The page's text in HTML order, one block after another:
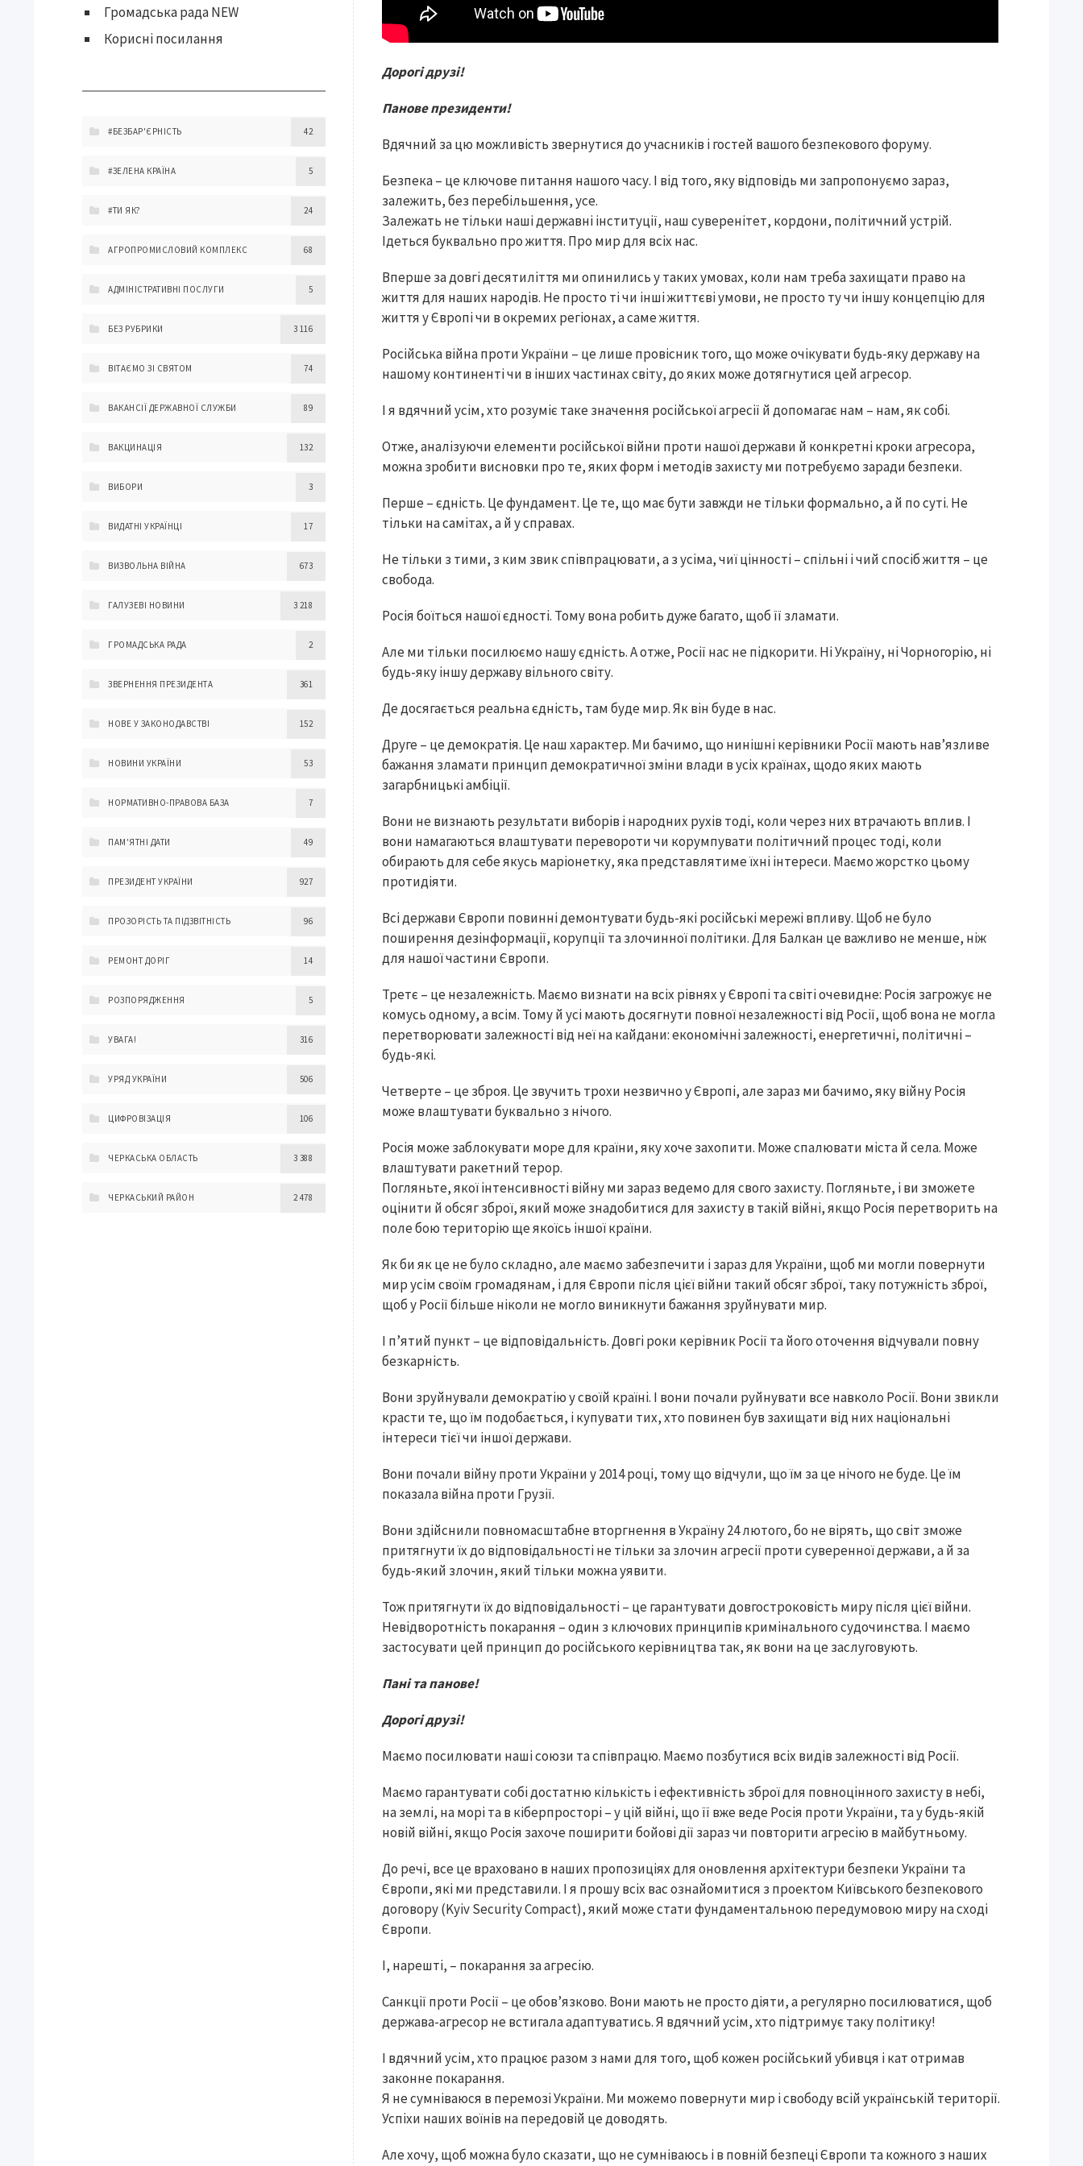
Дорогі друзі!
Панове президенти!
Вдячний за цю можливість звернутися до учасників і гостей вашого безпекового форуму.
Безпека – це ключове питання нашого часу. І від того, яку відповідь ми запропонуємо зараз,
залежить, без перебільшення, усе.
Залежать не тільки наші державні інституції, наш суверенітет, кордони, політичний устрій.
Ідеться буквально про життя. Про мир для всіх нас.
Вперше за довгі десятиліття ми опинились у таких умовах, коли нам треба захищати право на
життя для наших народів. Не просто ті чи інші життєві умови, не просто ту чи іншу концепцію для
життя у Європі чи в окремих регіонах, а саме життя.
Російська війна проти України – це лише провісник того, що може очікувати будь-яку державу на
нашому континенті чи в інших частинах світу, до яких може дотягнутися цей агресор.
І я вдячний усім, хто розуміє таке значення російської агресії й допомагає нам – нам, як собі.
Отже, аналізуючи елементи російської війни проти нашої держави й конкретні кроки агресора,
можна зробити висновки про те, яких форм і методів захисту ми потребуємо заради безпеки.
Перше – єдність. Це фундамент. Це те, що має бути завжди не тільки формально, а й по суті. Не
тільки на самітах, а й у справах.
Не тільки з тими, з ким звик співпрацювати, а з усіма, чиї цінності – спільні і чий спосіб життя – це
свобода.
Росія боїться нашої єдності. Тому вона робить дуже багато, щоб її зламати.
Але ми тільки посилюємо нашу єдність. А отже, Росії нас не підкорити. Ні Україну, ні Чорногорію, ні
будь-яку іншу державу вільного світу.
Де досягається реальна єдність, там буде мир. Як він буде в нас.
Друге – це демократія. Це наш характер. Ми бачимо, що нинішні керівники Росії мають нав’язливе
бажання зламати принцип демократичної зміни влади в усіх країнах, щодо яких мають
загарбницькі амбіції.
Вони не визнають результати виборів і народних рухів тоді, коли через них втрачають вплив. І
вони намагаються влаштувати перевороти чи корумпувати політичний процес тоді, коли
обирають для себе якусь маріонетку, яка представлятиме їхні інтереси. Маємо жорстко цьому
протидіяти.
Всі держави Європи повинні демонтувати будь-які російські мережі впливу. Щоб не було
поширення дезінформації, корупції та злочинної політики. Для Балкан це важливо не менше, ніж
для нашої частини Європи.
Третє – це незалежність. Маємо визнати на всіх рівнях у Європі та світі очевидне: Росія загрожує не
комусь одному, а всім. Тому й усі мають досягнути повної незалежності від Росії, щоб вона не могла
перетворювати залежності від неї на кайдани: економічні залежності, енергетичні, політичні –
будь-які.
Четверте – це зброя. Це звучить трохи незвично у Європі, але зараз ми бачимо, яку війну Росія
може влаштувати буквально з нічого.
Росія може заблокувати море для країни, яку хоче захопити. Може спалювати міста й села. Може
влаштувати ракетний терор.
Погляньте, якої інтенсивності війну ми зараз ведемо для свого захисту. Погляньте, і ви зможете
оцінити й обсяг зброї, який може знадобитися для захисту в такій війні, якщо Росія перетворить на
поле бою територію ще якоїсь іншої країни.
Як би як це не було складно, але маємо забезпечити і зараз для України, щоб ми могли повернути
мир усім своїм громадянам, і для Європи після цієї війни такий обсяг зброї, таку потужність зброї,
щоб у Росії більше ніколи не могло виникнути бажання зруйнувати мир.
І пʼятий пункт – це відповідальність. Довгі роки керівник Росії та його оточення відчували повну
безкарність.
Вони зруйнували демократію у своїй країні. І вони почали руйнувати все навколо Росії. Вони звикли
красти те, що їм подобається, і купувати тих, хто повинен був захищати від них національні
інтереси тієї чи іншої держави.
Вони почали війну проти України у 2014 році, тому що відчули, що їм за це нічого не буде. Це їм
показала війна проти Грузії.
Вони здійснили повномасштабне вторгнення в Україну 24 лютого, бо не вірять, що світ зможе
притягнути їх до відповідальності не тільки за злочин агресії проти суверенної держави, а й за
будь-який злочин, який тільки можна уявити.
Тож притягнути їх до відповідальності – це гарантувати довгостроковість миру після цієї війни.
Невідворотність покарання – один з ключових принципів кримінального судочинства. І маємо
застосувати цей принцип до російського керівництва так, як вони на це заслуговують.
Пані та панове!
Дорогі друзі!
Маємо посилювати наші союзи та співпрацю. Маємо позбутися всіх видів залежності від Росії.
Маємо гарантувати собі достатню кількість і ефективність зброї для повноцінного захисту в небі,
на землі, на морі та в кіберпросторі – у цій війні, що її вже веде Росія проти України, та у будь-якій
новій війні, якщо Росія захоче поширити бойові дії зараз чи повторити агресію в майбутньому.
До речі, все це враховано в наших пропозиціях для оновлення архітектури безпеки України та
Європи, які ми представили. І я прошу всіх вас ознайомитися з проектом Київського безпекового
договору (Kyiv Security Compact), який може стати фундаментальною передумовою миру на сході
Європи.
І, нарешті, – покарання за агресію.
Санкції проти Росії – це обовʼязково. Вони мають не просто діяти, а регулярно посилюватися, щоб
держава-агресор не встигала адаптуватись. Я вдячний усім, хто підтримує таку політику!
І вдячний усім, хто працює разом з нами для того, щоб кожен російський убивця і кат отримав
законне покарання.
Я не сумніваюся в перемозі України. Ми можемо повернути мир і свободу всій українській території.
Успіхи наших воїнів на передовій це доводять.
Але хочу, щоб можна було сказати, що не сумніваюсь і в повній безпеці Європи та кожного з наших
Громадська рада NEW
Корисні посилання
#БЕЗБАР'ЄРНІСТЬ 42
#ЗЕЛЕНА КРАЇНА 5
#ТИ ЯК? 24
АГРОПРОМИСЛОВИЙ КОМПЛЕКС 68
АДМІНІСТРАТИВНІ ПОСЛУГИ 5
БЕЗ РУБРИКИ 3 116
ВІТАЄМО ЗІ СВЯТОМ 74
ВАКАНСІЇ ДЕРЖАВНОЇ СЛУЖБИ 89
ВАКЦИНАЦІЯ 132
ВИБОРИ 3
ВИДАТНІ УКРАЇНЦІ 17
ВИЗВОЛЬНА ВІЙНА 673
ГАЛУЗЕВІ НОВИНИ 3 218
ГРОМАДСЬКА РАДА 2
ЗВЕРНЕННЯ ПРЕЗИДЕНТА 361
НОВЕ У ЗАКОНОДАВСТВІ 152
НОВИНИ УКРАЇНИ 53
НОРМАТИВНО-ПРАВОВА БАЗА 7
ПАМ'ЯТНІ ДАТИ 49
ПРЕЗИДЕНТ УКРАЇНИ 927
ПРОЗОРІСТЬ ТА ПІДЗВІТНІСТЬ 96
РЕМОНТ ДОРІГ 14
РОЗПОРЯДЖЕННЯ 5
УВАГА! 316
УРЯД УКРАЇНИ 506
ЦИФРОВІЗАЦІЯ 106
ЧЕРКАСЬКА ОБЛАСТЬ 3 388
ЧЕРКАСЬКИЙ РАЙОН 2 478